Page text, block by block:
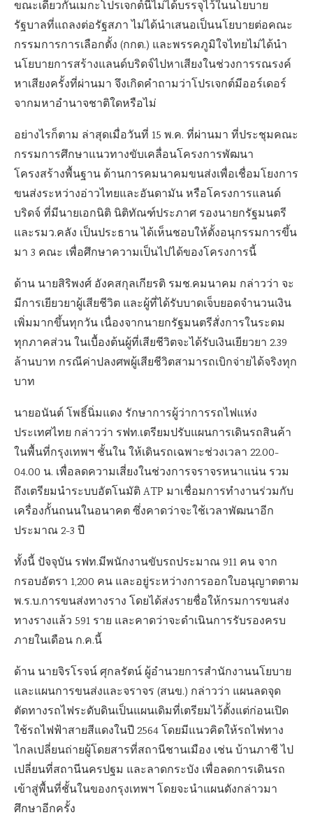
ขณะเดียวกันเมกะโปรเจกต์นี้ไม่ได้บรรจุไว้ในนโยบาย
รัฐบาลที่แถลงต่อรัฐสภา ไม่ได้นำเสนอเป็นนโยบายต่อคณะ
กรรมการการเลือกตั้ง (กกต.) และพรรคภูมิใจไทยไม่ได้นำ
นโยบายการสร้างแลนด์บริดจ์ไปหาเสียงในช่วงการรณรงค์
หาเสียงครั้งที่ผ่านมา จึงเกิดคำถามว่าโปรเจกต์มีออร์เดอร์
จากมหาอำนาจชาติใดหรือไม่
อย่างไรก็ตาม ล่าสุดเมื่อวันที่ 15 พ.ค. ที่ผ่านมา ที่ประชุมคณะ
กรรมการศึกษาแนวทางขับเคลื่อนโครงการพัฒนา
โครงสร้างพื้นฐาน ด้านการคมนาคมขนส่งเพื่อเชื่อมโยงการ
ขนส่งระหว่างอ่าวไทยและอันดามัน หรือโครงการแลนด์
บริดจ์ ที่มีนายเอกนิติ นิติทัณฑ์ประภาศ รองนายกรัฐมนตรี
และรมว.คลัง เป็นประธาน ได้เห็นชอบให้ตั้งอนุกรรมการขึ้น
มา 3 คณะ เพื่อศึกษาความเป็นไปได้ของโครงการนี้
ด้าน นายสิริพงศ์ อังคสกุลเกียรติ รมช.คมนาคม กล่าวว่า จะ
มีการเยียวยาผู้เสียชีวิต และผู้ที่ได้รับบาดเจ็บยอดจำนวนเงิน
เพิ่มมากขึ้นทุกวัน เนื่องจากนายกรัฐมนตรีสั่งการในระดม
ทุกภาคส่วน ในเบื้องต้นผู้ที่เสียชีวิตจะได้รับเงินเยียวยา 2.39
ล้านบาท กรณีค่าปลงศพผู้เสียชีวิตสามารถเบิกจ่ายได้จริงทุก
บาท
นายอนันต์ โพธิ์นิ่มแดง รักษาการผู้ว่าการรถไฟแห่ง
ประเทศไทย กล่าวว่า รฟท.เตรียมปรับแผนการเดินรถสินค้า
ในพื้นที่กรุงเทพฯ ชั้นใน ให้เดินรถเฉพาะช่วงเวลา 22.00-
04.00 น. เพื่อลดความเสี่ยงในช่วงการจราจรหนาแน่น รวม
ถึงเตรียมนำระบบอัตโนมัติ ATP มาเชื่อมการทำงานร่วมกับ
เครื่องกั้นถนนในอนาคต ซึ่งคาดว่าจะใช้เวลาพัฒนาอีก
ประมาณ 2-3 ปี
ทั้งนี้ ปัจจุบัน รฟท.มีพนักงานขับรถประมาณ 911 คน จาก
กรอบอัตรา 1,200 คน และอยู่ระหว่างการออกใบอนุญาตตาม
พ.ร.บ.การขนส่งทางราง โดยได้ส่งรายชื่อให้กรมการขนส่ง
ทางรางแล้ว 591 ราย และคาดว่าจะดำเนินการรับรองครบ
ภายในเดือน ก.ค.นี้
ด้าน นายจิรโรจน์ ศุกลรัตน์ ผู้อำนวยการสำนักงานนโยบาย
และแผนการขนส่งและจราจร (สนข.) กล่าวว่า แผนลดจุด
ตัดทางรถไฟระดับดินเป็นแผนเดิมที่เตรียมไว้ตั้งแต่ก่อนเปิด
ใช้รถไฟฟ้าสายสีแดงในปี 2564 โดยมีแนวคิดให้รถไฟทาง
ไกลเปลี่ยนถ่ายผู้โดยสารที่สถานีชานเมือง เช่น บ้านภาชี ไป
เปลี่ยนที่สถานีนครปฐม และลาดกระบัง เพื่อลดการเดินรถ
เข้าสู่พื้นที่ชั้นในของกรุงเทพฯ โดยจะนำแผนดังกล่าวมา
ศึกษาอีกครั้ง